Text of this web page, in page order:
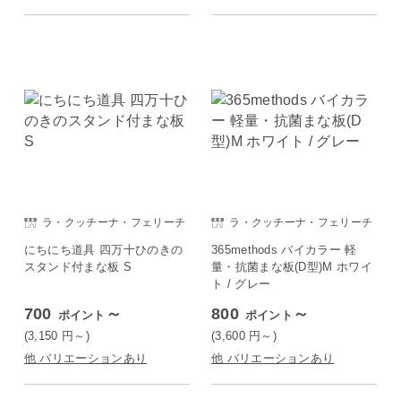
ラ・クッチーナ・フェリーチ
にちにち道具 四万十ひのきの
スタンド付まな板 S
700 ポイント ～
(3,150 円 ～)
他 バリエーションあり
ラ・クッチーナ・フェリーチ
365methods バイカラー 軽
量・抗菌まな板(D型)M ホワイ
ト / グレー
800 ポイント ～
(3,600 円 ～)
他 バリエーションあり